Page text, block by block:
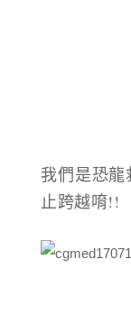
我們是恐
止跨越唷!!